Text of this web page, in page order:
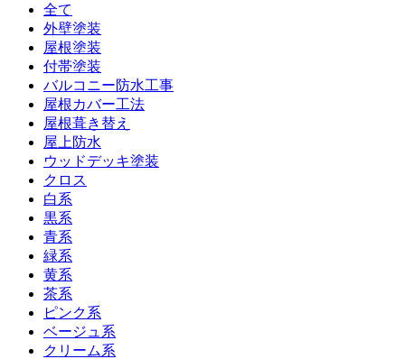
全て
外壁塗装
屋根塗装
付帯塗装
バルコニー防水工事
屋根カバー工法
屋根葺き替え
屋上防水
ウッドデッキ塗装
クロス
白系
黒系
青系
緑系
黄系
茶系
ピンク系
ベージュ系
クリーム系